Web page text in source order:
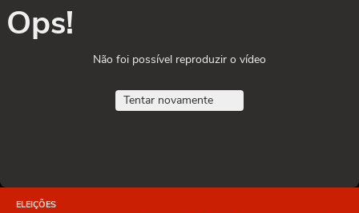
Ops!
Não foi possível reproduzir o vídeo
Tentar novamente
ELEIÇÕES